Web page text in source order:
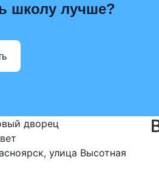
школу лучше?
дворец
улица Высотная